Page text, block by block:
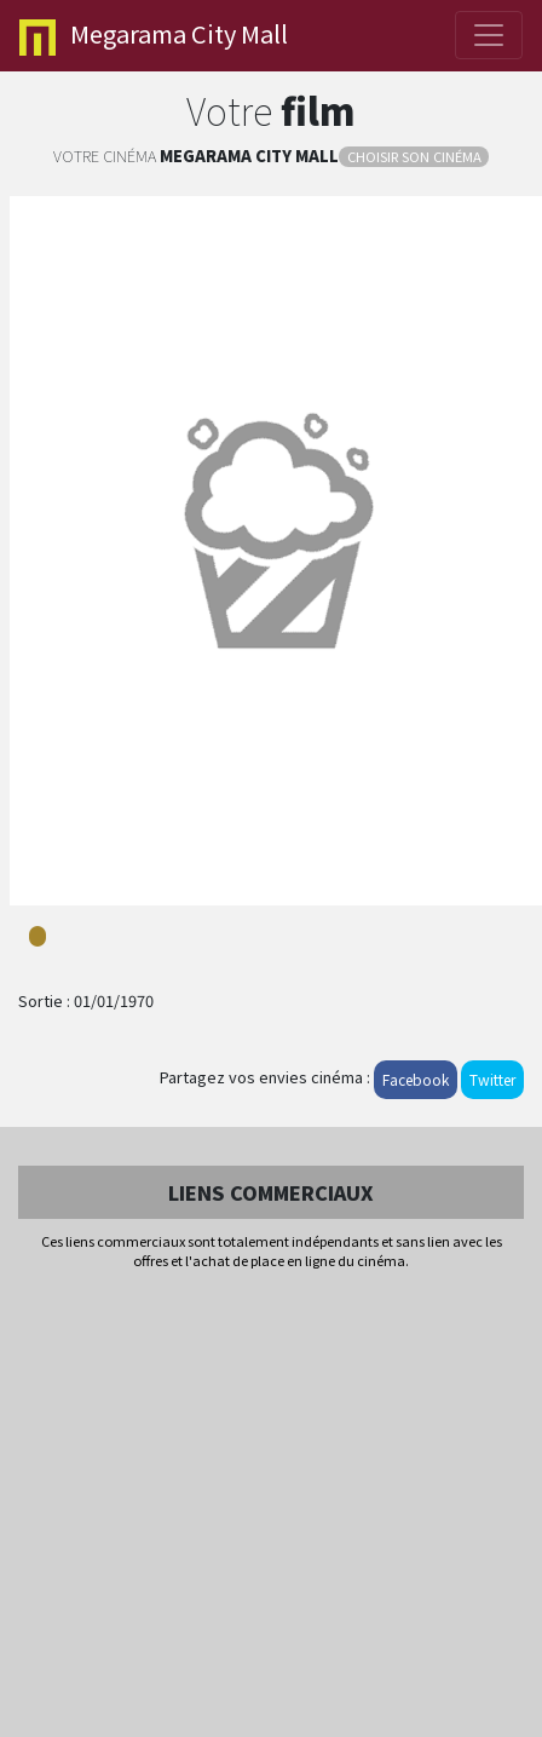
Megarama City Mall
Votrefilm
VOTRE CINÉMA MEGARAMACITY MALL CHOISIR SON CINÉMA
Sortie : 01/01/1970
Partagez vos envies cinéma : Facebook Twitter
LIENS COMMERCIAUX
Ces liens commerciaux sont totalement indépendants et sans lien avec les
offres et l'achat de place en ligne du cinéma.